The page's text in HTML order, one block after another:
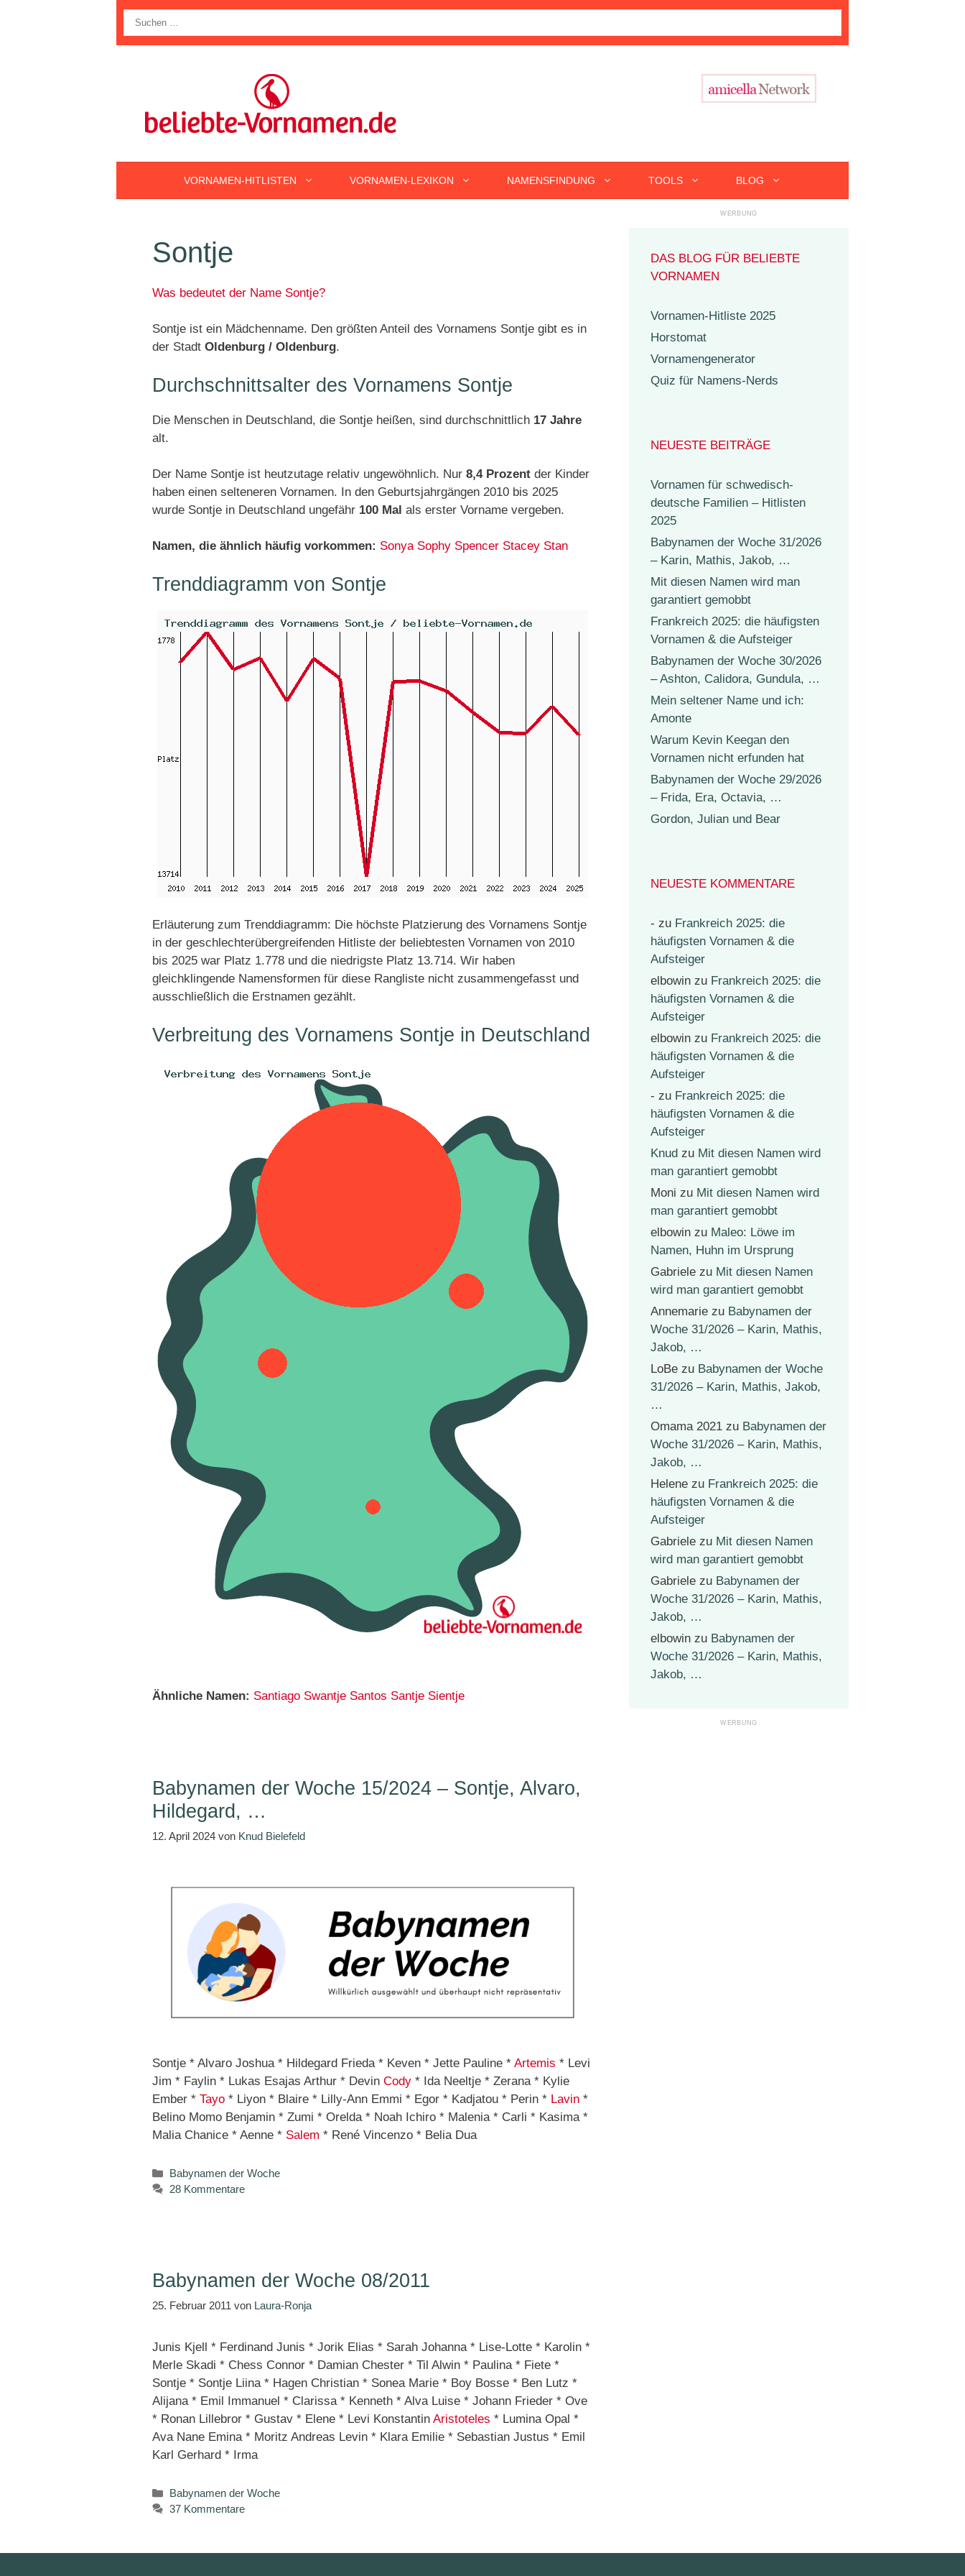
nach:
VORNAMEN-HITLISTEN VORNAMEN-LEXIKON NAMENSFINDUNG TOOLS BLOG
Sontje
Was bedeutet der Name Sontje?
Sontje ist ein Mädchenname. Den größten Anteil des Vornamens Sontje gibt es in
der Stadt Oldenburg / Oldenburg.
Durchschnittsalter des Vornamens Sontje
Die Menschen in Deutschland, die Sontje heißen, sind durchschnittlich 17 Jahre
alt.
Der Name Sontje ist heutzutage relativ ungewöhnlich. Nur 8,4 Prozent der Kinder
haben einen selteneren Vornamen. In den Geburtsjahrgängen 2010 bis 2025
wurde Sontje in Deutschland ungefähr 100 Mal als erster Vorname vergeben.
Namen, die ähnlich häufig vorkommen: Sonya Sophy Spencer Stacey Stan
Trenddiagramm von Sontje
Erläuterung zum Trenddiagramm: Die höchste Platzierung des Vornamens Sontje
in der geschlechterübergreifenden Hitliste der beliebtesten Vornamen von 2010
bis 2025 war Platz 1.778 und die niedrigste Platz 13.714. Wir haben
gleichklingende Namensformen für diese Rangliste nicht zusammengefasst und
ausschließlich die Erstnamen gezählt.
Verbreitung des Vornamens Sontje in Deutschland
Ähnliche Namen: Santiago Swantje Santos Santje Sientje
Babynamen der Woche 15/2024 – Sontje, Alvaro,
Hildegard, …
12. April 2024 von Knud Bielefeld
Sontje * Alvaro Joshua * Hildegard Frieda * Keven * Jette Pauline * Artemis * Levi
Jim * Faylin * Lukas Esajas Arthur * Devin Cody * Ida Neeltje * Zerana * Kylie
Ember * Tayo * Liyon * Blaire * Lilly-Ann Emmi * Egor * Kadjatou * Perin * Lavin *
Belino Momo Benjamin * Zumi * Orelda * Noah Ichiro * Malenia * Carli * Kasima *
Malia Chanice * Aenne * Salem * René Vincenzo * Belia Dua
Kategorien
Babynamen der Woche
28 Kommentare
Babynamen der Woche 08/2011
25. Februar 2011 von Laura-Ronja
Junis Kjell * Ferdinand Junis * Jorik Elias * Sarah Johanna * Lise-Lotte * Karolin *
Merle Skadi * Chess Connor * Damian Chester * Til Alwin * Paulina * Fiete *
Sontje * Sontje Liina * Hagen Christian * Sonea Marie * Boy Bosse * Ben Lutz *
Alijana * Emil Immanuel * Clarissa * Kenneth * Alva Luise * Johann Frieder * Ove
* Ronan Lillebror * Gustav * Elene * Levi Konstantin Aristoteles * Lumina Opal *
Ava Nane Emina * Moritz Andreas Levin * Klara Emilie * Sebastian Justus * Emil
Karl Gerhard * Irma
Kategorien
Babynamen der Woche
37 Kommentare
DAS BLOG FÜR BELIEBTE
VORNAMEN
Vornamen-Hitliste 2025
Horstomat
Vornamengenerator
Quiz für Namens-Nerds
NEUESTE BEITRÄGE
Vornamen für schwedisch-
deutsche Familien – Hitlisten
2025
Babynamen der Woche 31/2026
– Karin, Mathis, Jakob, …
Mit diesen Namen wird man
garantiert gemobbt
Frankreich 2025: die häufigsten
Vornamen & die Aufsteiger
Babynamen der Woche 30/2026
– Ashton, Calidora, Gundula, …
Mein seltener Name und ich:
Amonte
Warum Kevin Keegan den
Vornamen nicht erfunden hat
Babynamen der Woche 29/2026
– Frida, Era, Octavia, …
Gordon, Julian und Bear
NEUESTE KOMMENTARE
- zu Frankreich 2025: die
häufigsten Vornamen & die
Aufsteiger
elbowin zu Frankreich 2025: die
häufigsten Vornamen & die
Aufsteiger
elbowin zu Frankreich 2025: die
häufigsten Vornamen & die
Aufsteiger
- zu Frankreich 2025: die
häufigsten Vornamen & die
Aufsteiger
Knud zu Mit diesen Namen wird
man garantiert gemobbt
Moni zu Mit diesen Namen wird
man garantiert gemobbt
elbowin zu Maleo: Löwe im
Namen, Huhn im Ursprung
Gabriele zu Mit diesen Namen
wird man garantiert gemobbt
Annemarie zu Babynamen der
Woche 31/2026 – Karin, Mathis,
Jakob, …
LoBe zu Babynamen der Woche
31/2026 – Karin, Mathis, Jakob,
…
Omama 2021 zu Babynamen der
Woche 31/2026 – Karin, Mathis,
Jakob, …
Helene zu Frankreich 2025: die
häufigsten Vornamen & die
Aufsteiger
Gabriele zu Mit diesen Namen
wird man garantiert gemobbt
Gabriele zu Babynamen der
Woche 31/2026 – Karin, Mathis,
Jakob, …
elbowin zu Babynamen der
Woche 31/2026 – Karin, Mathis,
Jakob, …